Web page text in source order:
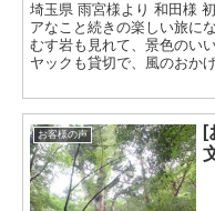
埼玉県 雨宮様より 和田様
アなこと続きの楽しい旅に
むす岩も見れて、景色のい
ヤックも貸切で、風のおか
お客様の声
[